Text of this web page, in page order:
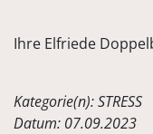
Ihre Elfriede
Kategorie(n): STRESS
Datum: 07.09.2023